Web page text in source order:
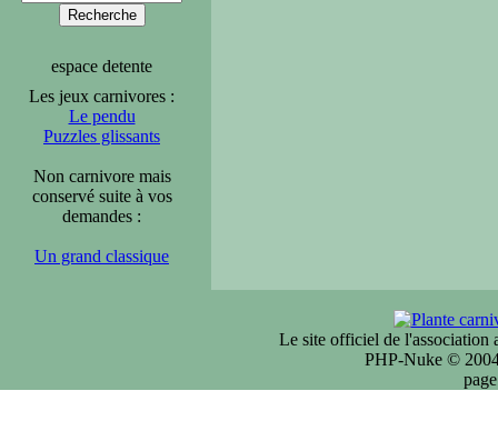
espace detente
Les jeux carnivores :
Le pendu
Puzzles glissants
Non carnivore mais
conservé suite à vos
demandes :
Un grand classique
Le site officiel de l'association
PHP-Nuke ©